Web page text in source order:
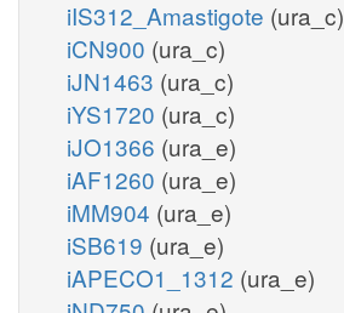
iIS312_Amastigote (ura_c)
iCN900 (ura_c)
iJN1463 (ura_c)
iYS1720 (ura_c)
iJO1366 (ura_e)
iAF1260 (ura_e)
iMM904 (ura_e)
iSB619 (ura_e)
iAPECO1_1312 (ura_e)